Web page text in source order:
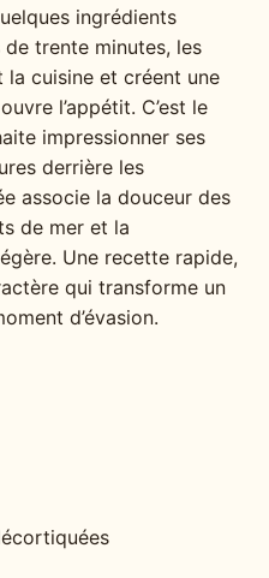
ingrédients
trente minutes, les
la cuisine et créent une
l’appétit. C’est le
impressionner ses
derrière les
associe la douceur des
de mer et la
Une recette rapide,
qui transforme un
d’évasion.